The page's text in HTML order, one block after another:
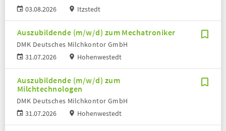
03.08.2026
Itzstedt
Auszubildende (m/w/d) zum Mechatroniker
31.07.2026
DMK Deutsches Milchkontor GmbH
Hohenwestedt
Auszubildende (m/w/d) zum
Milchtechnologen
31.07.2026
DMK Deutsches Milchkontor GmbH
Hohenwestedt